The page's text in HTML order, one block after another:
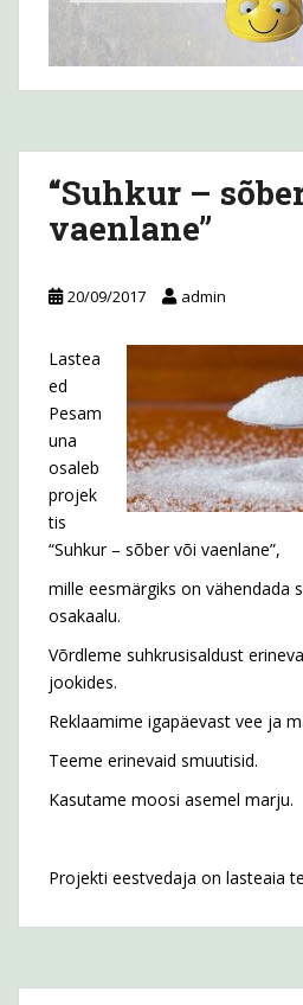
“Suhkur –
vaenlane”
20/09/2017 admin
Lastea
ed
Pesam
una
osaleb
projek
tis
“Suhkur – sõber või vaenlane”,
mille eesmärgiks on vähendada
osakaalu.
Võrdleme suhkrusisaldust
jookides.
Reklaamime igapäevast vee ja
Teeme erinevaid smuutisid.
Kasutame moosi asemel marju.
Projekti eestvedaja on lasteaia